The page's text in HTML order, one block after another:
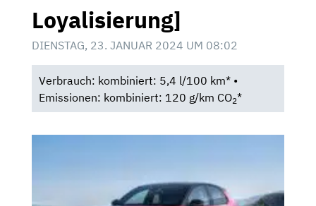
Loyalisierung]
DIENSTAG, 23. JANUAR 2024 UM 08:02
Verbrauch: kombiniert: 5,4 l/100 km* •
Emissionen: kombiniert: 120 g/km CO2*